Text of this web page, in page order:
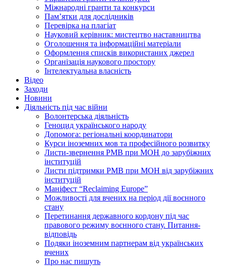
Міжнародні гранти та конкурси
Памʼятки для дослідників
Перевірка на плагіат
Науковий керівник: мистецтво наставництва
Оголошення та інформаційні матеріали
Оформлення списків використаних джерел
Організація наукового простору
Інтелектуальна власність
Відео
Заходи
Новини
Діяльність під час війни
Волонтерська діяльність
Геноцид українського народу
Допомога: регіональні координатори
Курси іноземних мов та професійного розвитку
Листи-звернення РМВ при МОН до зарубіжних
інституцій
Листи підтримки РМВ при МОН від зарубіжних
інституцій
Маніфест “Reclaiming Europe”
Можливості для вчених на період дії воєнного
стану
Перетинання державного кордону під час
правового режиму воєнного стану. Питання-
відповідь
Подяки іноземним партнерам від українських
вчених
Про нас пишуть